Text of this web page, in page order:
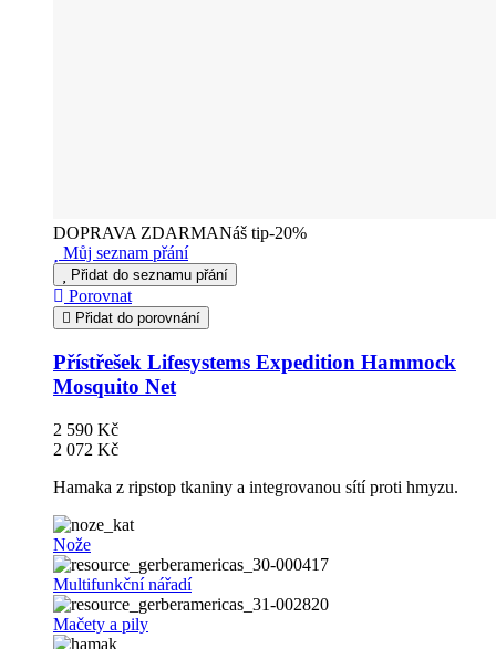
DOPRAVA ZDARMANáš tip-20%
Můj seznam přání
Přidat do seznamu přání
Porovnat
Přidat do porovnání
Přístřešek Lifesystems Expedition Hammock
Mosquito Net
2 590 Kč
2 072 Kč
Hamaka z ripstop tkaniny a integrovanou sítí proti hmyzu.
Nože
Multifunkční nářadí
Mačety a pily